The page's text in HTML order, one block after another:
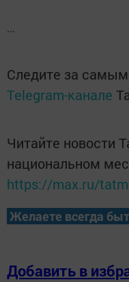
...
Следите за
Telegram-канале
Читайте новости
национальном
https://max.ru/
Желаете всегда
Добавить в